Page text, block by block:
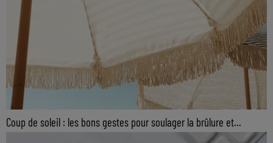
Coup de soleil : les bons gestes pour soulager la brûlure et...